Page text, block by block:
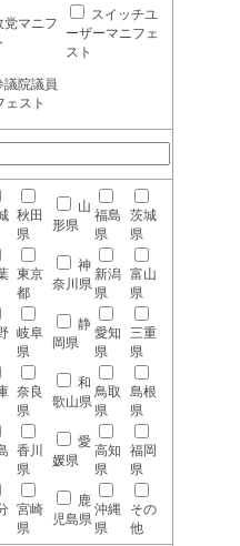
党マニフ
スイッチユ
ーザーマニフェ
スト
議院議員
ェスト
秋田
県
山
形県
福島
県
茨城
県
東京
都
神
奈川県
新潟
県
富山
県
岐阜
県
静
岡県
愛知
県
三重
県
奈良
県
和
歌山県
鳥取
県
島根
県
香川
県
愛
媛県
高知
県
福岡
県
宮崎
県
鹿
児島県
沖縄
県
その
他